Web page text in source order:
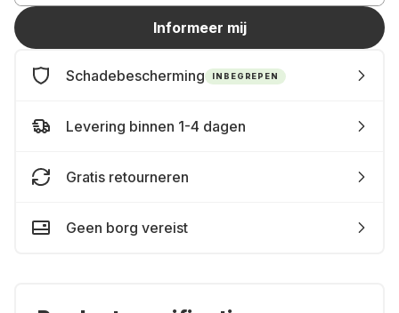
Informeer mij
Schadebescherming INBEGREPEN
Levering binnen 1-4 dagen
Gratis retourneren
Geen borg vereist